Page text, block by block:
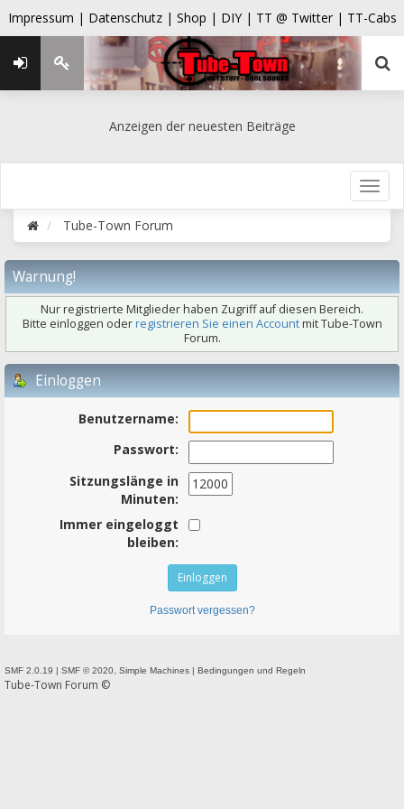
Impressum | Datenschutz | Shop | DIY | TT @ Twitter | TT-Cabs
Anzeigen der neuesten Beiträge
Tube-Town Forum
Warnung!
Nur registrierte Mitglieder haben Zugriff auf diesen Bereich.
Bitte einloggen oderregistrieren Sie einen Accountmit Tube-Town
Forum.
Einloggen
Benutzername:
Passwort:
Sitzungslänge in
Minuten:
Immer eingeloggt
bleiben:
Passwort vergessen?
SMF 2.0.19 | SMF © 2020 Simple Machines | Bedingungen und Regeln
Tube-Town Forum ©